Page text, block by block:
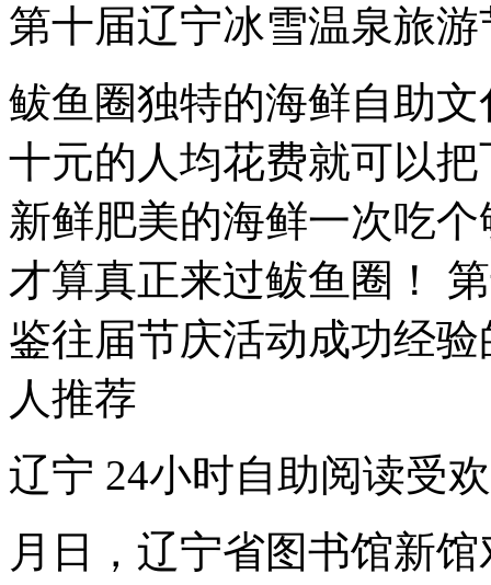
第十届辽宁冰雪温泉旅游
鲅鱼圈独特的海鲜自助
十元的人均花费就可以
新鲜肥美的海鲜一次吃
才算真正来过鲅鱼圈！
鉴往届节庆活动成功经
人推荐
辽宁 24小时自助阅读受
月日，辽宁省图书馆新